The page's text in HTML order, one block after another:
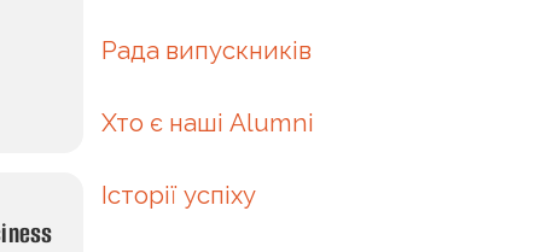
Рада випускників
Хто є наші Alumni
Історії успіху